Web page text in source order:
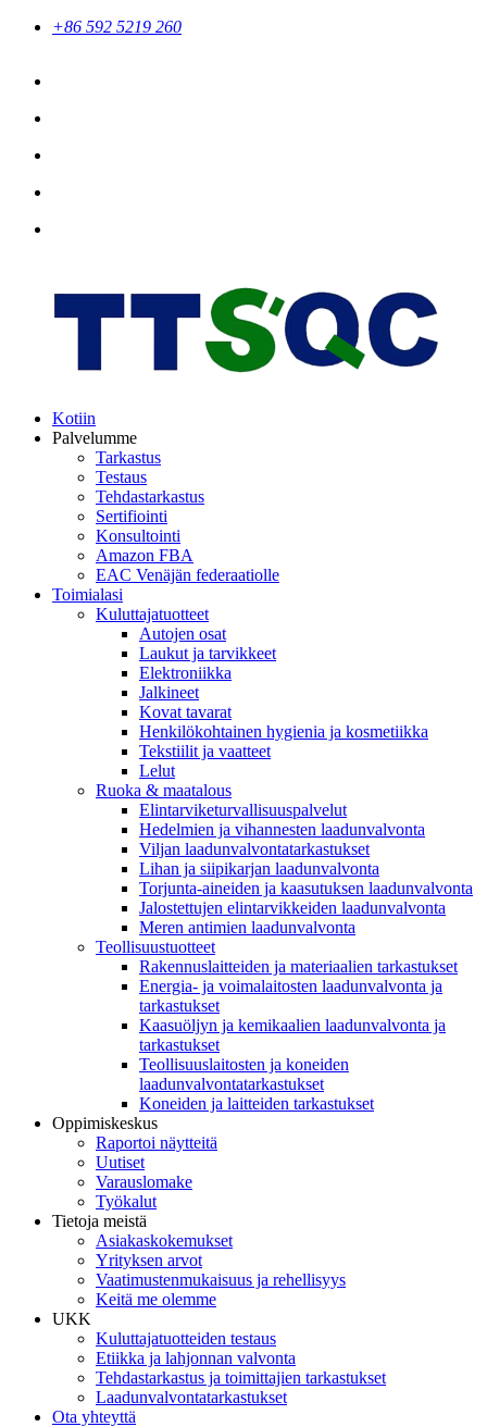
+86 592 5219 260
Kotiin
Palvelumme
Tarkastus
Testaus
Tehdastarkastus
Sertifiointi
Konsultointi
Amazon FBA
EAC Venäjän federaatiolle
Toimialasi
Kuluttajatuotteet
Autojen osat
Laukut ja tarvikkeet
Elektroniikka
Jalkineet
Kovat tavarat
Henkilökohtainen hygienia ja kosmetiikka
Tekstiilit ja vaatteet
Lelut
Ruoka & maatalous
Elintarviketurvallisuuspalvelut
Hedelmien ja vihannesten laadunvalvonta
Viljan laadunvalvontatarkastukset
Lihan ja siipikarjan laadunvalvonta
Torjunta-aineiden ja kaasutuksen laadunvalvonta
Jalostettujen elintarvikkeiden laadunvalvonta
Meren antimien laadunvalvonta
Teollisuustuotteet
Rakennuslaitteiden ja materiaalien tarkastukset
Energia- ja voimalaitosten laadunvalvonta ja
tarkastukset
Kaasuöljyn ja kemikaalien laadunvalvonta ja
tarkastukset
Teollisuuslaitosten ja koneiden
laadunvalvontatarkastukset
Koneiden ja laitteiden tarkastukset
Oppimiskeskus
Raportoi näytteitä
Uutiset
Varauslomake
Työkalut
Tietoja meistä
Asiakaskokemukset
Yrityksen arvot
Vaatimustenmukaisuus ja rehellisyys
Keitä me olemme
UKK
Kuluttajatuotteiden testaus
Etiikka ja lahjonnan valvonta
Tehdastarkastus ja toimittajien tarkastukset
Laadunvalvontatarkastukset
Ota yhteyttä